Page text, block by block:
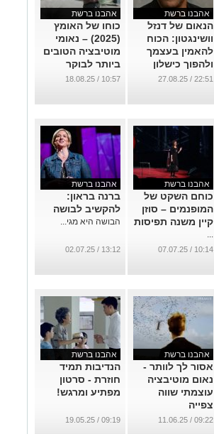
אהבנו ברשת
הנאום של דנזל
וושינגטון: הכוח
להאמין בעצמך
ולהפוך כישלון
להצלחה
22:51 / 27.08.25
אהבנו ברשת
כוחו של האומץ
(2025) – נאומי
מוטיבציה הטובים
ביותר לבוקר
...
10:57 / 18.08.25
אהבנו ברשת
כוחם השקט של
המופנמים – סוזן
קיין משנה תפיסות
...
10:14 / 07.07.25
אהבנו ברשת
ברנה בראון:
להקשיב לבושה
הבושה היא מגי...
13:12 / 02.07.25
אהבנו ברשת
אסור לך לוותר -
נאום מוטיבציה
עוצמתי שווה
צפייה
...
09:22 / 11.06.25
אהבנו ברשת
הנדיבות תמיד
חוזרת - סרטון
מפתיע ומרגש!
09:19 / 19.05.25